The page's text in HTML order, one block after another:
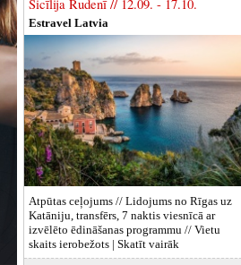
Sicīlija Rudenī // 12.09. - 17.10.
Estravel Latvia
Atpūtas ceļojums // Lidojums no Rīgas uz
Katāniju, transfērs, 7 naktis viesnīcā ar
izvēlēto ēdināšanas programmu // Vietu
skaits ierobežots | Skatīt vairāk